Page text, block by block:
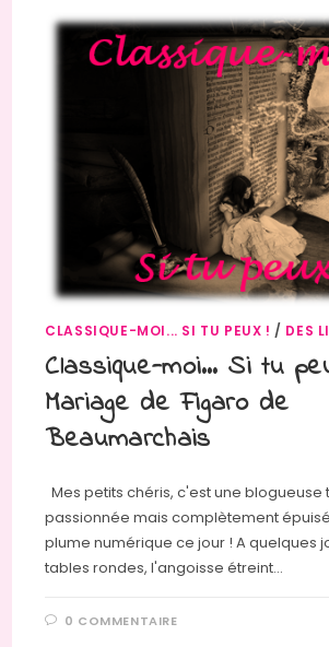
CLASSIQUE-MOI... SI TU PEUX ! / DES
Classique-moi… Si tu
Mariage de Figaro de
Beaumarchais
Mes petits chéris, c'est une blogueuse
passionnée mais complètement
plume numérique ce jour ! A quelques
tables rondes, l'angoisse étreint…
0 COMMENTAIRE